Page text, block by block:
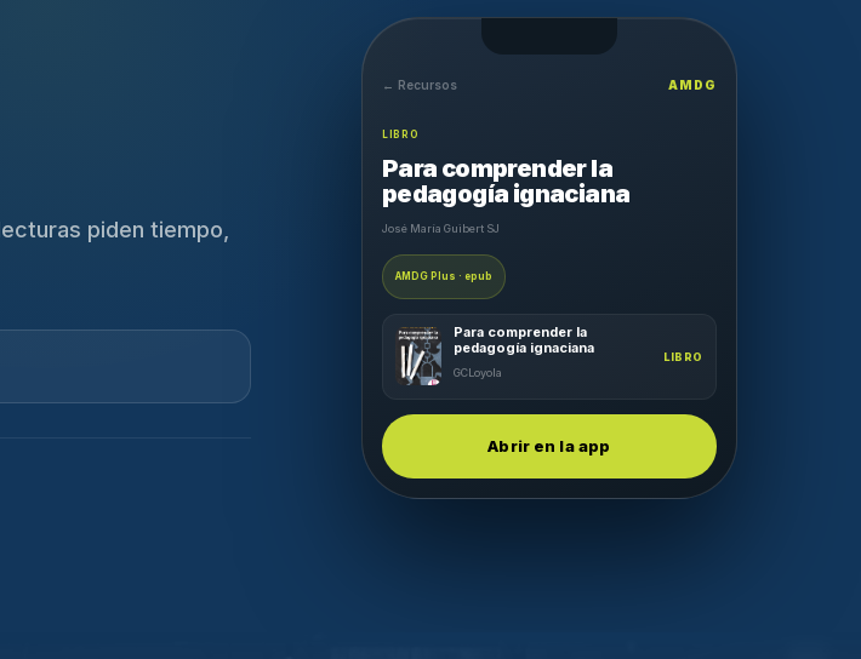
piden tiempo,
← Recursos AMDG
LIBRO
Para comprender la
pedagogía ignaciana
José María Guibert SJ
AMDG Plus · epub
Para comprender la
pedagogía ignaciana
GCLoyola
LIBRO
Abrir en la app